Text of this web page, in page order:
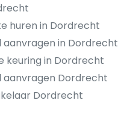
huren in Dordrecht
aanvragen in Dordrecht
keuring in Dordrecht
aanvragen Dordrecht
Dordrecht